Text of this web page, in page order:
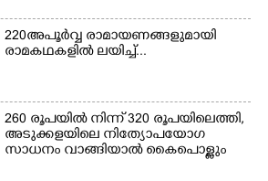
220 അപൂർവ്വ രാമായണങ്ങളുമായി
രാമകഥകളിൽ ലയിച്ച്...
260 രൂപയിൽ നിന്ന് 320 രൂപയിലെത്തി,
അടുക്കളയിലെ നിത്യോപയോഗ
സാധനം വാങ്ങിയാൽ കൈപൊള്ളും